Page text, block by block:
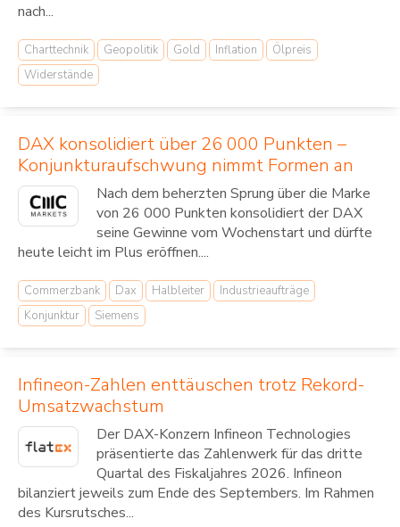
nach...
Charttechnik Geopolitik Gold Inflation
Ölpreis
Widerstände
DAX konsolidiert über 26 000 Punkten –
Konjunkturaufschwung nimmt Formen an
Nach dem beherzten Sprung über die Marke
von 26 000 Punkten konsolidiert der DAX
seine Gewinne vom Wochenstart und dürfte
heute leicht im Plus eröffnen....
Commerzbank Dax Halbleiter
Industrieaufträge
Konjunktur
Siemens
Infineon-Zahlen enttäuschen trotz Rekord-
Umsatzwachstum
Der DAX-Konzern Infineon Technologies
präsentierte das Zahlenwerk für das dritte
Quartal des Fiskaljahres 2026. Infineon
bilanziert jeweils zum Ende des Septembers. Im Rahmen
des Kursrutsches...